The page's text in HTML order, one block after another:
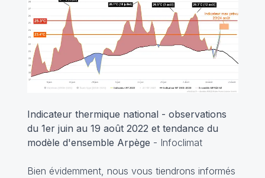
Indicateur thermique national - observations
du 1er juin au 19 août 2022 et tendance du
modèle d'ensemble Arpège - Infoclimat
Bien évidemment, nous vous tiendrons informés